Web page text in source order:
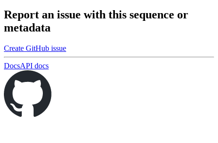
Report an issue with this sequence or
metadata
Create GitHub issue
DocsAPI docs